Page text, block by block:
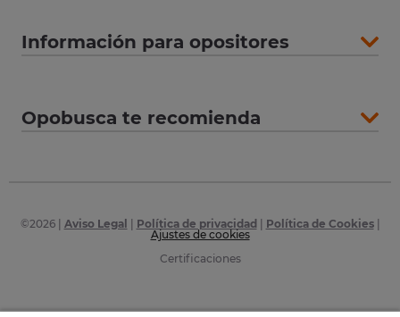
Información para opositores
Opobusca te recomienda
©2026| Aviso Legal Política de privacidad Política de Cookies|
Ajustes de cookies
Certificaciones